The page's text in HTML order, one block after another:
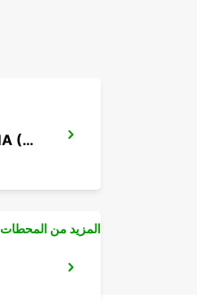
MALLORCA PLAYA DE PALMA (ARENAL)
المزيد من المحطات